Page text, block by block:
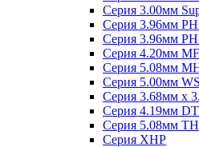
Серия 3.00мм
Серия 3.96мм
Серия 3.96мм
Серия 4.20мм
Серия 5.08мм
Серия 5.00мм
Серия 3.68мм х
Серия 4.19мм
Серия 5.08мм TH
Серия XHP